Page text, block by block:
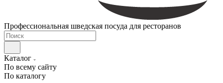
Профессиональная шведская посуда для ресторанов
Каталог
По всему сайту
По каталогу